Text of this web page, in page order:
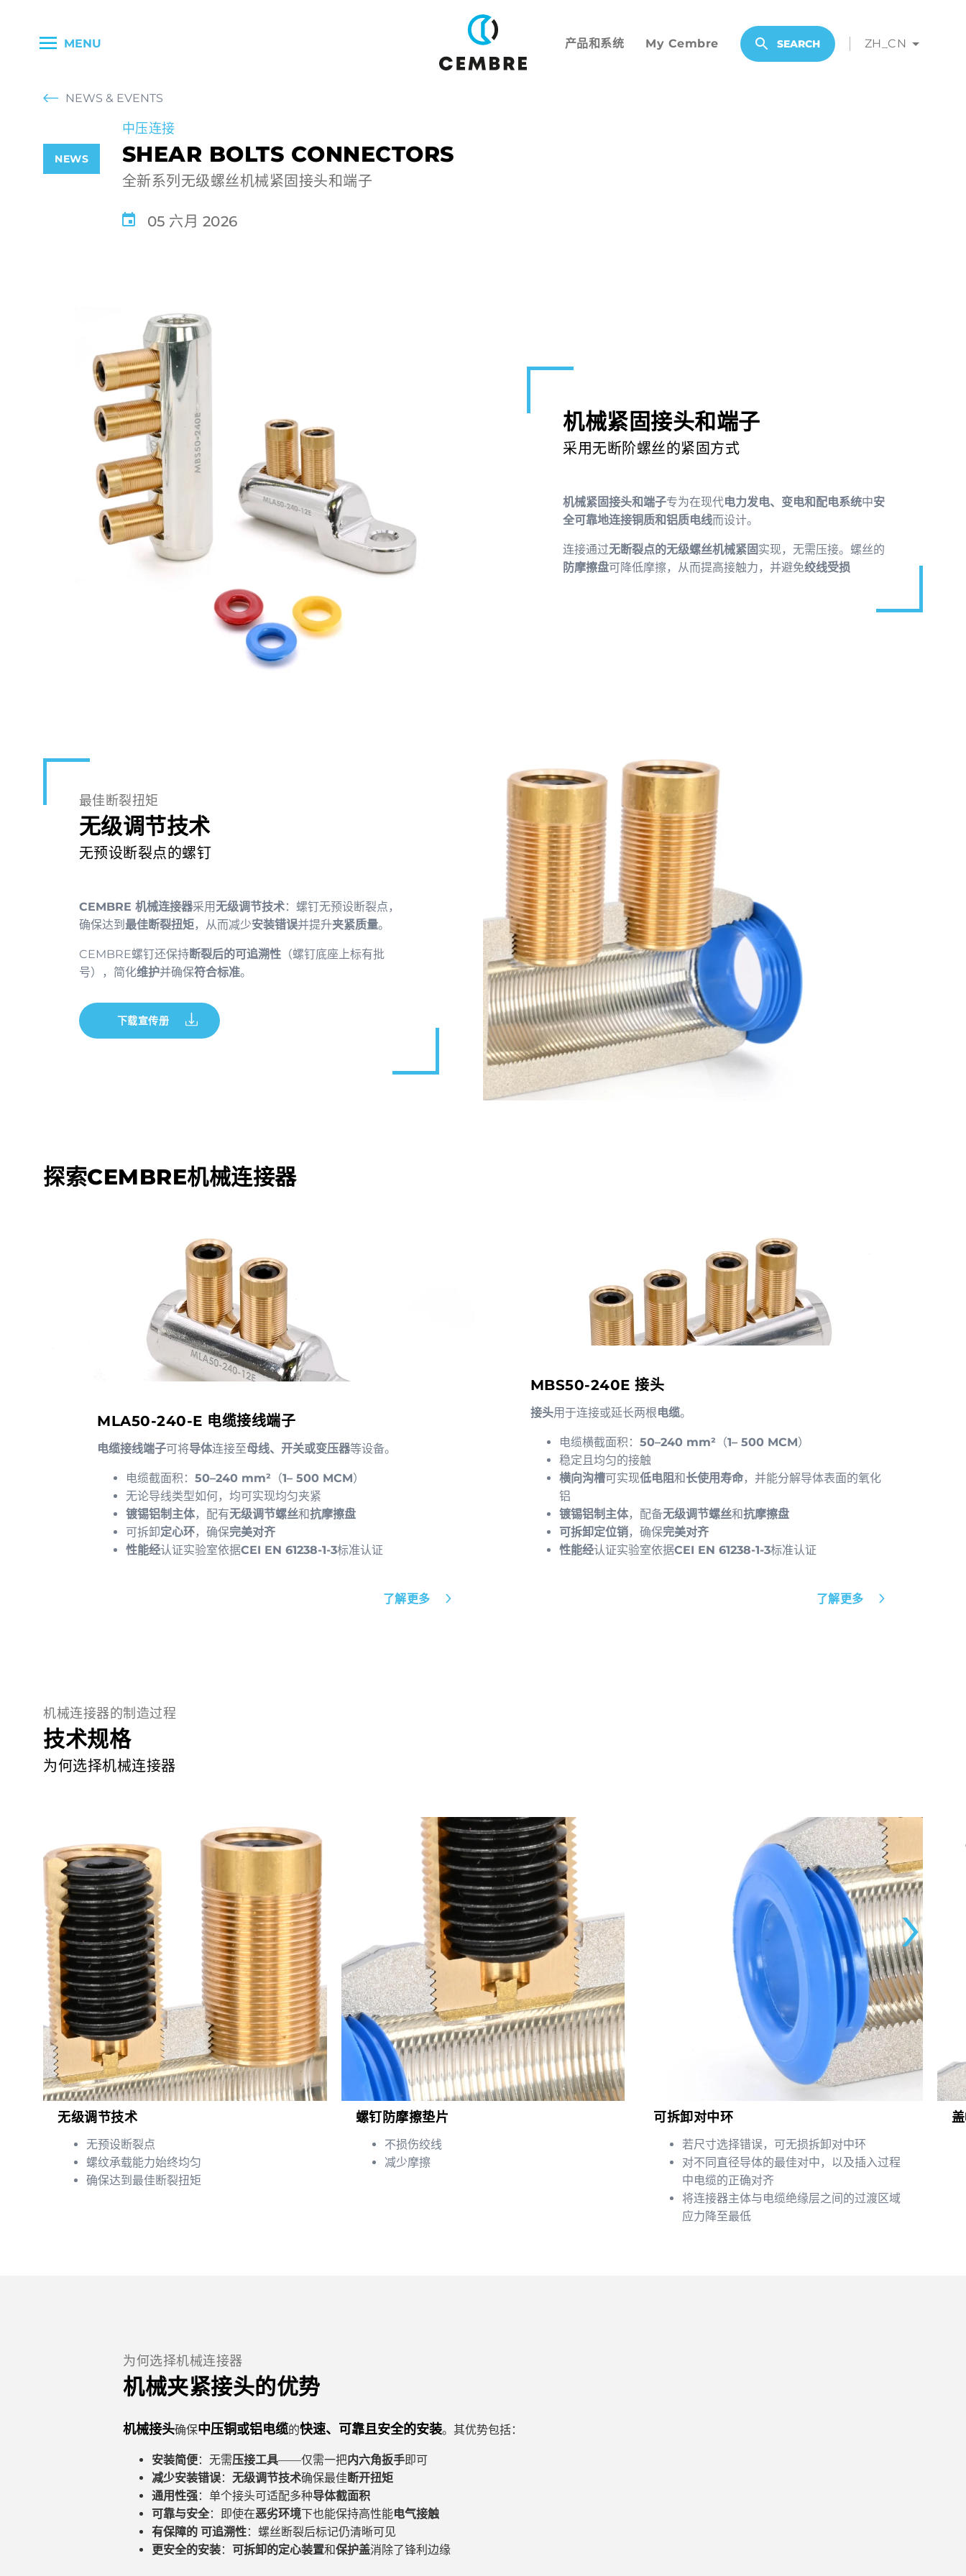
MENU 产品和系统 My Cembre SEARCH ZH_CN
NEWS
中压连接
SHEAR BOLTS CONNECTORS
全新系列无级螺丝机械紧固接头和端子
05 六月 2026
机械紧固接头和端子
采用无断阶螺丝的紧固方式
机械紧固接头和端子专为在现代电力发电、变电和配电系统中安
全可靠地连接铜质和铝质电线而设计。
连接通过无断裂点的无级螺丝机械紧固实现，无需压接。螺丝的
防摩擦盘可降低摩擦，从而提高接触力，并避免绞线受损
最佳断裂扭矩
无级调节技术
无预设断裂点的螺钉
CEMBRE 机械连接器采用无级调节技术：螺钉无预设断裂点，
确保达到 最佳断裂扭矩，从而减少安装错误并提升夹紧质量。
CEMBRE螺钉还保持断裂后的可追溯性（螺钉底座上标有批
号），简化维护并确保符合标准。
下载宣传册
探索CEMBRE机械连接器
MLA50-240-E 电缆接线端子
电缆接线端子可将导体连接至母线、开关或变压器等设备。
电缆截面积： 50–240 mm² （1– 500 MCM）
无论导线类型如何，均可实现均匀夹紧
镀锡铝制主体，配有无级调节螺丝和抗摩擦盘
可拆卸定心环，确保完美对齐
性能经认证实验室依据CEI EN 61238-1-3标准认证
了解更多
MBS50-240E 接头
接头用于连接或延长两根电缆。
电缆横截面积： 50–240 mm²（1– 500 MCM）
稳定且均匀的接触
横向沟槽可实现低电阻和长使用寿命，并能分解导体表面的氧化
铝
镀锡铝制主体，配备无级调节螺丝和抗摩擦盘
可拆卸定位销，确保完美对齐
性能经认证实验室依据CEI EN 61238-1-3标准认证
了解更多
机械连接器的制造过程
技术规格
为何选择机械连接器
无级调节技术
无预设断裂点
螺纹承载能力始终均匀
确保达到最佳断裂扭矩
螺钉防摩擦垫片
不损伤绞线
减少摩擦
可拆卸对中环
若尺寸选择错误，可无损拆卸对中环
对不同直径导体的最佳对中，以及插入过程
中电缆的正确对齐
将连接器主体与电缆绝缘层之间的过渡区域
应力降至最低
为何选择机械连接器
机械夹紧接头的优势
机械接头确保中压铜或铝电缆的快速、可靠且安全的安装。其优势包括：
安装简便：无需压接工具——仅需一把内六角扳手即可
减少安装错误： 无级调节技术确保最佳 断开扭矩
通用性强：单个接头可适配多种导体截面积
可靠与安全：即使在恶劣环境下也能保持高性能电气接触
有保障的 可追溯性：螺丝断裂后标记仍清晰可见
更安全的安装： 可拆卸的定心装置和保护盖消除了锋利边缘